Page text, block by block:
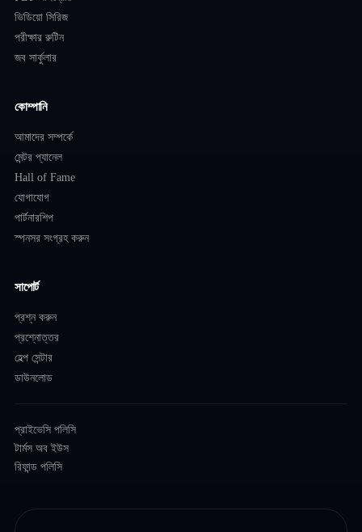
ভিডিয়ো সিরিজ
পরীক্ষার রুটিন
জব সার্কুলার
কোম্পানি
আমাদের সম্পর্কে
মেন্টর প্যানেল
Hall of Fame
যোগাযোগ
পার্টনারশিপ
স্পনসর সংগ্রহ করুন
সাপোর্ট
প্রশ্ন করুন
প্রশ্নোত্তর
হেল্প সেন্টার
ডাউনলোড
প্রাইভেসি পলিসি
টার্মস অব ইউস
রিফান্ড পলিসি